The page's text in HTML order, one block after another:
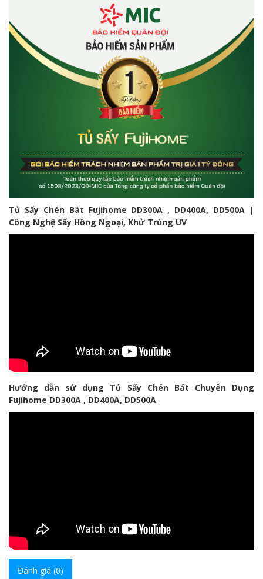
Tủ Sấy Chén Bát Fujihome DD300A , DD400A, DD500A |
Công Nghệ Sấy Hồng Ngoại, Khử Trùng UV
Hướng dẫn sử dụng Tủ Sấy Chén Bát Chuyên Dụng
Fujihome DD300A , DD400A, DD500A
Đánh giá (0)